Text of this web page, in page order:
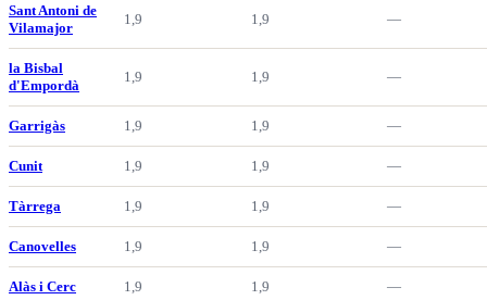
Sant Antoni de
Vilamajor
1,9 1,9 —
la Bisbal
d'Empordà
1,9 1,9 —
Garrigàs 1,9 1,9 —
Cunit 1,9 1,9 —
Tàrrega 1,9 1,9 —
Canovelles 1,9 1,9 —
Alàs i Cerc 1,9 1,9 —